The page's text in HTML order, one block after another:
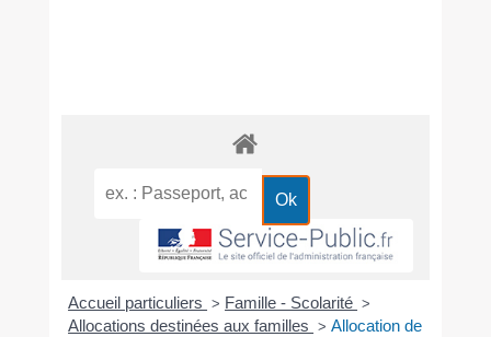
Accueil particuliers > Famille - Scolarité >
Allocations destinées aux familles > Allocation de